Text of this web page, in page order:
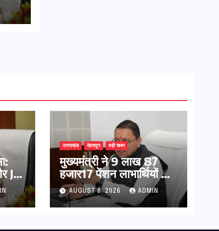
JE
उत्तराखंड देहरादून बड़ी खबर
मुख्यमंत्री ने 9 लाख 87
हजार17 पेंशन लाभार्थियों को
कुल 146 करोड़ 32 लाख
की पेंशन राशि का किया
भुगतान
AUGUST 8, 2026 ADMIN